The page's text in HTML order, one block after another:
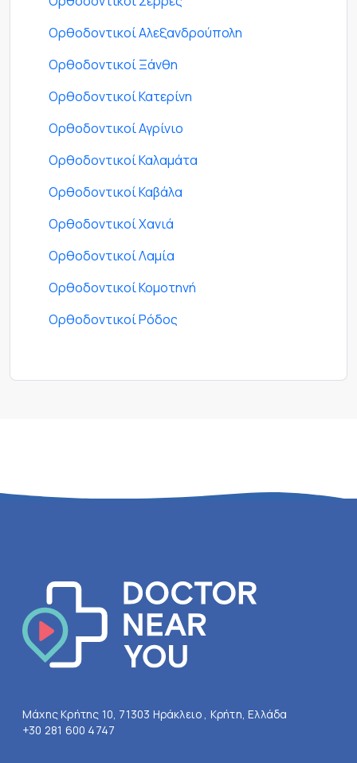
Ορθοδοντικοί Αλεξανδρούπολη
Ορθοδοντικοί Ξάνθη
Ορθοδοντικοί Κατερίνη
Ορθοδοντικοί Αγρίνιο
Ορθοδοντικοί Καλαμάτα
Ορθοδοντικοί Καβάλα
Ορθοδοντικοί Χανιά
Ορθοδοντικοί Λαμία
Ορθοδοντικοί Κομοτηνή
Ορθοδοντικοί Ρόδος
Μάχης Κρήτης 10, 71303 Ηράκλειο , Κρήτη, Ελλάδα
+30 281 600 4747